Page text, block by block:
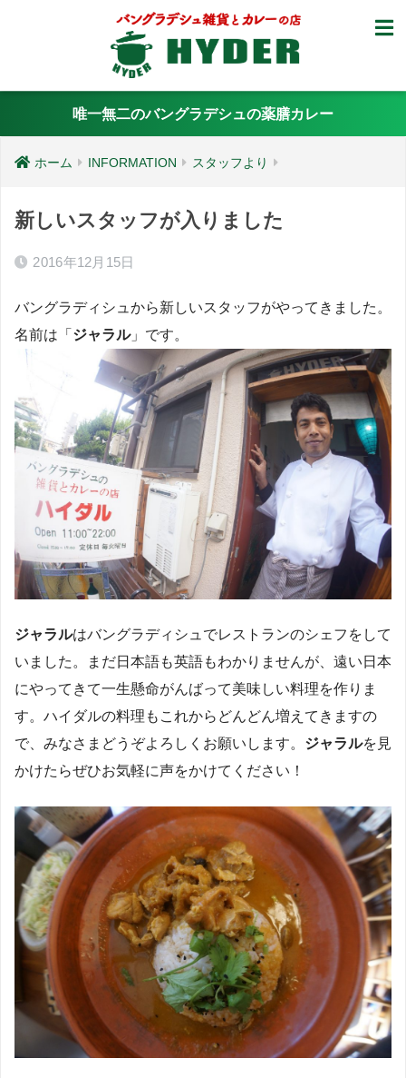
唯一無二のバングラデシュの薬膳カレー
ホーム INFORMATION スタッフより
新しいスタッフが入りました
2016年12月15日
バングラディシュから新しいスタッフがやってきました。
名前は「 ジャラル」です。
ジャラルはバングラディシュでレストランのシェフをして
いました。まだ日本語も英語もわかりませんが、遠い日本
にやってきて一生懸命がんばって美味しい料理を作りま
す。ハイダルの料理もこれからどんどん増えてきますの
で、みなさまどうぞよろしくお願いします。 ジャラルを見
かけたらぜひお気軽に声をかけてください！